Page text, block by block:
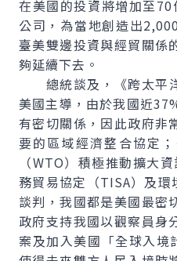
在美國的投資將增加至
公司，為當地創造出
臺美雙邊投資與經貿關係
夠延續下去。
總統談及，《跨太平
美國主導，由於我國近
有密切關係，因此政府非
要的區域經濟整合協定
（WTO）積極推動擴大
務貿易協定（TISA）及環
談判，我國都是美國最密
政府支持我國以觀察員身
案及加入美國「全球入境